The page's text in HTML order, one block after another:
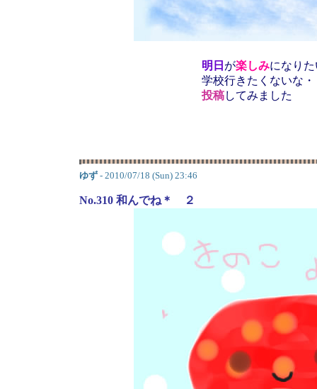
明日 が楽しみになり
学校行きたくないな・
投稿してみました
ゆず - 2010/07/18 (Sun) 23:46
No.310 和んでね＊ ２